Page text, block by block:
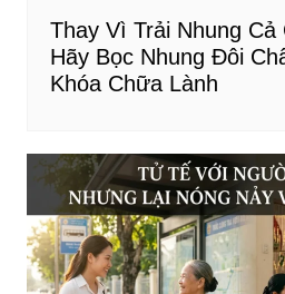
Thay Vì Trải Nhung
Hãy Bọc Nhung Đôi
Khóa Chữa Lành